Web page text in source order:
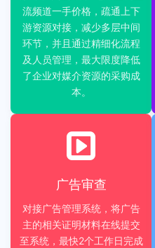
流频道一手价格，疏通上下
游资源对接，减少多层中间
环节，并且通过精细化流程
及人员管理，最大限度降低
了企业对媒介资源的采购成
本。
广告审查
对接广告管理系统，将广告
主的相关证明材料在线提交
至系统，最快2个工作日完成